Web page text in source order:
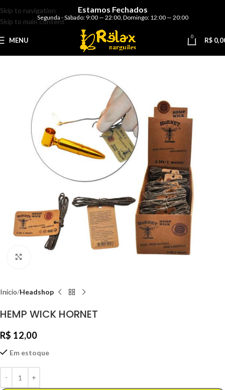
Skip to navigation
Skip to main content
Estamos Fechados
Segunda - Sábado: 9:00 — 22:00, Domingo: 12:00 — 20:00
MENU 0 R$
Início Headshop
HEMP WICK HORNET
R$ 12,00
Em estoque